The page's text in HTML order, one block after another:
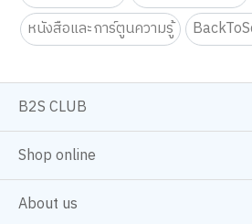
Mnaga/Comic
Art & Craft fo
Education Toy
Tutor
Self
หนังสือจิตวิทยา
ครอบครัวและเด็ก
หนังสือและการ์ตูนความรู้
B2S CLUB